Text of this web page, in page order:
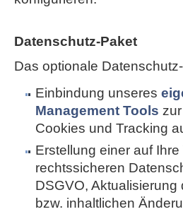
Datenschutz-Paket
Das optionale
Einbindung unseres
Management Tools
Cookies und Tracking
Erstellung einer auf
rechtssicheren
DSGVO,
bzw. inhaltlichen